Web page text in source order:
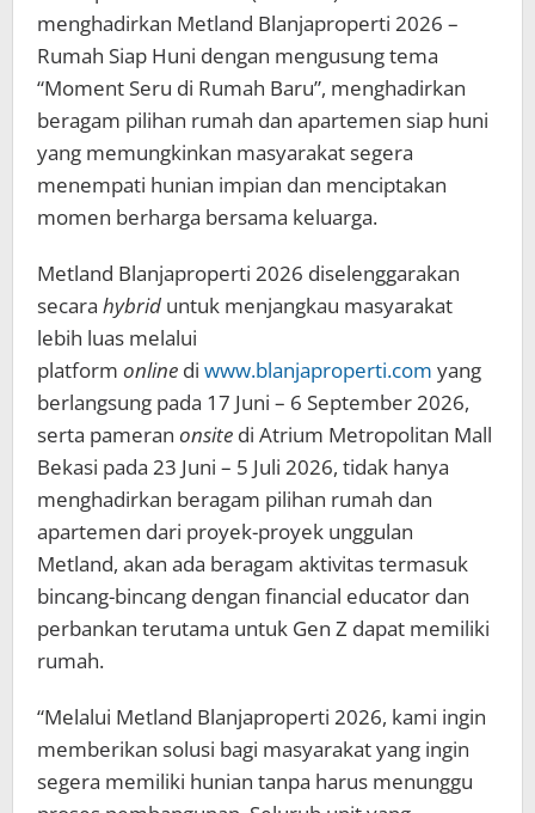
menghadirkan Metland Blanjaproperti 2026 –
Rumah Siap Huni dengan mengusung tema
“Moment Seru di Rumah Baru”, menghadirkan
beragam pilihan rumah dan apartemen siap huni
yang memungkinkan masyarakat segera
menempati hunian impian dan menciptakan
momen berharga bersama keluarga.
Metland Blanjaproperti 2026 diselenggarakan
secara hybrid untuk menjangkau masyarakat
lebih luas melalui
platform online di www.blanjaproperti.com yang
berlangsung pada 17 Juni – 6 September 2026,
serta pameran onsite di Atrium Metropolitan Mall
Bekasi pada 23 Juni – 5 Juli 2026, tidak hanya
menghadirkan beragam pilihan rumah dan
apartemen dari proyek-proyek unggulan
Metland, akan ada beragam aktivitas termasuk
bincang-bincang dengan financial educator dan
perbankan terutama untuk Gen Z dapat memiliki
rumah.
“Melalui Metland Blanjaproperti 2026, kami ingin
memberikan solusi bagi masyarakat yang ingin
segera memiliki hunian tanpa harus menunggu